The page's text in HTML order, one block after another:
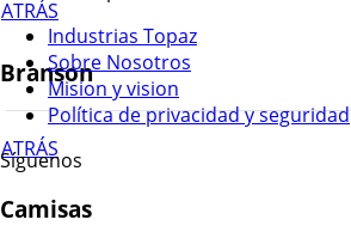
ATRÁS
Branson
ATRÁS
Camisas
Industrias Topaz
Sobre Nosotros
Mision y vision
Política de privacidad y seguridad
Síguenos